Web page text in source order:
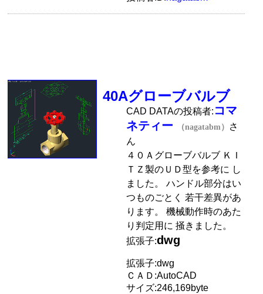
40Aグローブバルブ
CAD DATAの投稿者: コマ
ネティー
（nagatabm）
さ
ん
４０Ａグローブバルブ ＫＩ
ＴＺ製のＵＤ型を参考に し
ました。 ハンドル部分はい
つものごとく 若干差異があ
ります。 機械動作時のあた
り判定用に 掻きました。
拡張子:dwg
拡張子:dwg
ＣＡＤ:AutoCAD
サイズ:246,169byte